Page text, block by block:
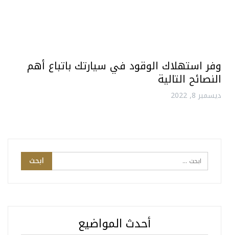
وفر استهلاك الوقود في سيارتك باتباع أهم
النصائح التالية
ديسمبر 8, 2022
أحدث المواضيع